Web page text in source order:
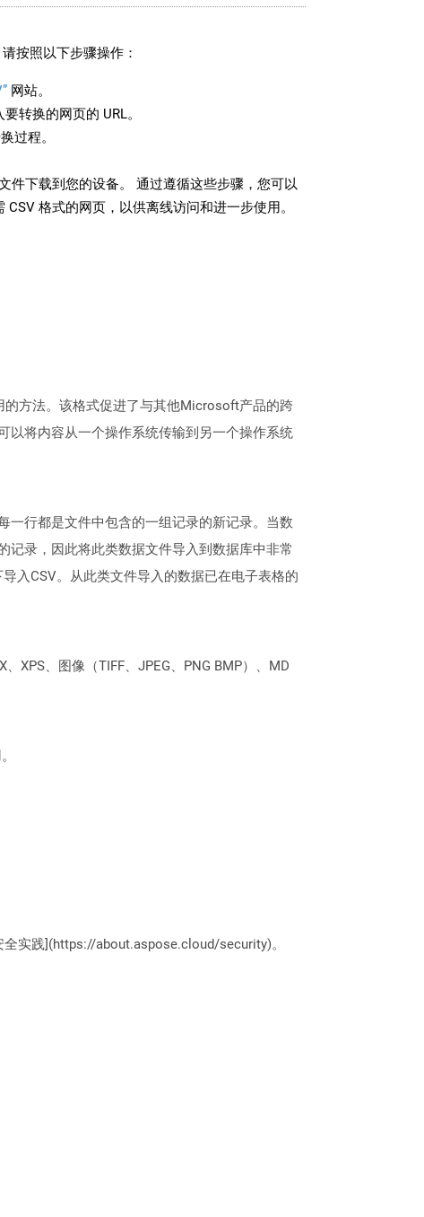
按照以下步骤操作：
网站。
转换的网页的 URL。
过程。
件下载到您的设备。 通过遵循这些步骤，您可以
CSV 格式的网页，以供离线访问和进一步使用。
方法。该格式促进了与其他Microsoft产品的跨
以将内容从一个操作系统传输到另一个操作系统
一行都是文件中包含的一组记录的新记录。当数
记录，因此将此类数据文件导入到数据库中非常
入CSV。从此类文件导入的数据已在电子表格的
XPS、图像（TIFF、JPEG、PNG BMP）、MD
实践](https://about.aspose.cloud/security)。